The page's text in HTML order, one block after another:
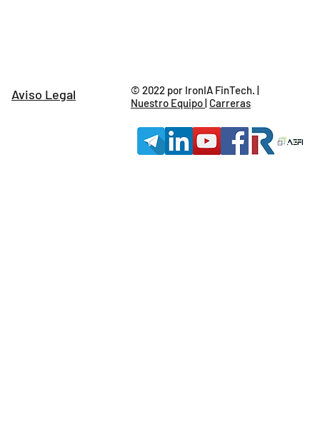
© 2022 por IronIA FinTech. |
Nuestro Equipo| Carreras
Aviso Legal